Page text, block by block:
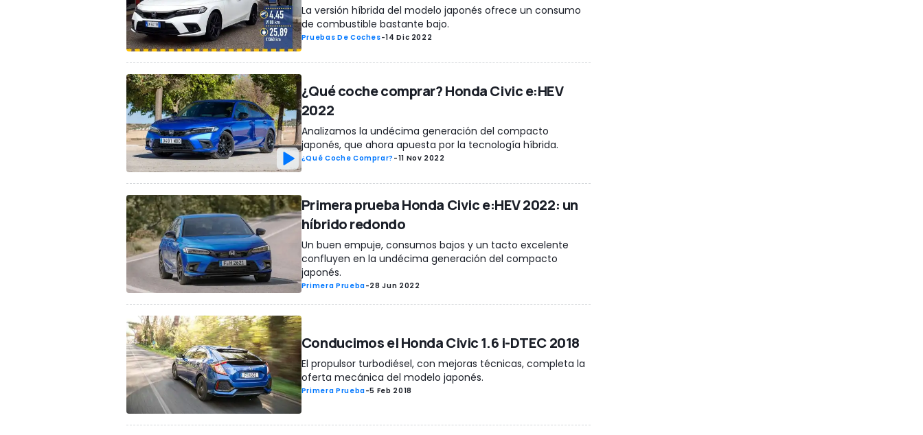
La versión híbrida del modelo japonés ofrece un consumo
de combustible bastante bajo.
Pruebas De Coches-14 Dic 2022
¿Qué coche comprar? Honda Civic e:HEV
2022
Analizamos la undécima generación del compacto
japonés, que ahora apuesta por la tecnología híbrida.
¿Qué Coche Comprar? -11 Nov 2022
Primera prueba Honda Civic e:HEV 2022: un
híbrido redondo
Un buen empuje, consumos bajos y un tacto excelente
confluyen en la undécima generación del compacto
japonés.
Primera Prueba-28 Jun 2022
Conducimos el Honda Civic 1.6 i-DTEC 2018
El propulsor turbodiésel, con mejoras técnicas, completa la
oferta mecánica del modelo japonés.
Primera Prueba-5 Feb 2018